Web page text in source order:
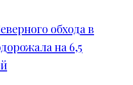
обхода в
на 6,5